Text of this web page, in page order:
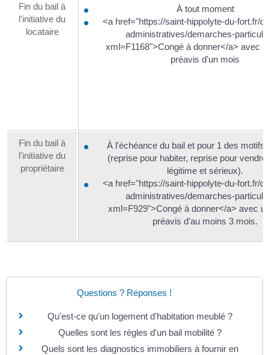
Fin du bail à
l'initiative du
locataire
À tout moment
<a href="https://saint-hippolyte-du-fort.fr/
administratives/demarches-
xml=F1168">Congé à donner</a> avec
préavis d'un mois
Fin du bail à
l'initiative du
propriétaire
À l'échéance du bail et pour 1 des motifs
(reprise pour habiter, reprise pour
légitime et sérieux).
<a href="https://saint-hippolyte-du-fort.fr/
administratives/demarches-
xml=F929">Congé à donner</a> avec
préavis d'au moins 3 mois.
Questions ? Réponses !
Qu'est-ce qu'un logement d'habitation meublé ?
Quelles sont les règles d'un bail mobilité ?
Quels sont les diagnostics immobiliers à fournir en